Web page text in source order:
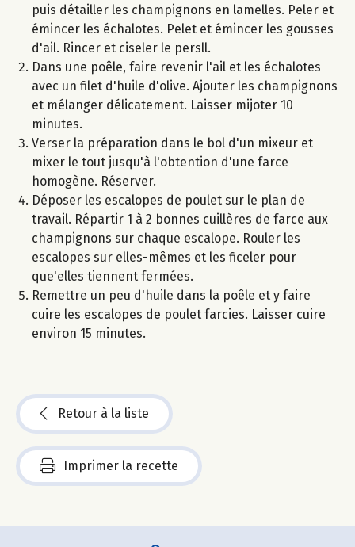
puis détailler les champignons en lamelles. Peler et
émincer les échalotes. Pelet et émincer les gousses
d'ail. Rincer et ciseler le persll.
Dans une poêle, faire revenir l'ail et les échalotes
avec un filet d'huile d'olive. Ajouter les champignons
et mélanger délicatement. Laisser mijoter 10
minutes.
Verser la préparation dans le bol d'un mixeur et
mixer le tout jusqu'à l'obtention d'une farce
homogène. Réserver.
Déposer les escalopes de poulet sur le plan de
travail. Répartir 1 à 2 bonnes cuillères de farce aux
champignons sur chaque escalope. Rouler les
escalopes sur elles-mêmes et les ficeler pour
que'elles tiennent fermées.
Remettre un peu d'huile dans la poêle et y faire
cuire les escalopes de poulet farcies. Laisser cuire
environ 15 minutes.
Retour à la liste
Imprimer la recette